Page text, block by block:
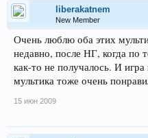
liberakatnem
New Member
Очень люблю оба этих
недавно, после НГ, когда по
как-то не получалось. И
мультика тоже очень
15 июн 2009